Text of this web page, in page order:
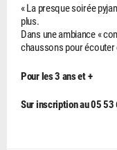
« La presque soirée
plus.
Dans une ambiance «
chaussons pour écouter
Pour les 3 ans et +
Sur inscription au 05